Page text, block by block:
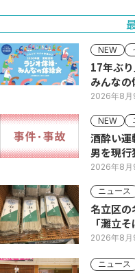
NEW
17年ぶ
みんな
2026年8月
NEW
酒酔い運
男を現行
2026年8月
ニュース
名立区
「灘立
2026年8月
ニュース